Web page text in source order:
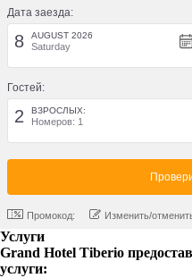
Дата заезда:
8 AUGUST 2026
Saturday
Гостей:
2 ВЗРОСЛЫХ:
Номеров: 1
Промокод: Изменить/
Услуги
Grand Hotel Tiberio
услуги: